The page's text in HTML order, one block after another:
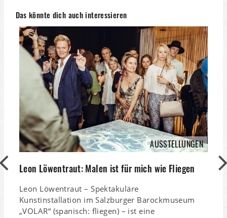
Das könnte dich auch interessieren
AUSSTELLUNGEN
Leon Löwentraut: Malen ist für mich wie Fliegen
Leon Löwentraut – Spektakuläre
Kunstinstallation im Salzburger Barockmuseum
„VOLAR“ (spanisch: fliegen) – ist eine